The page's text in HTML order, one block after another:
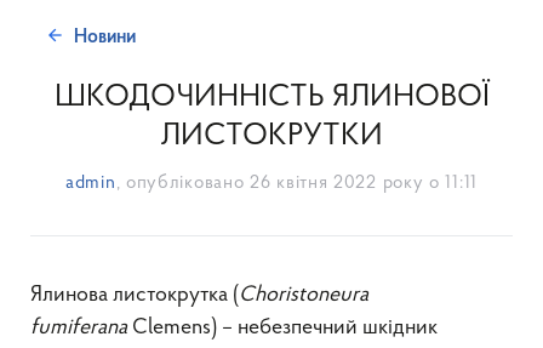
Новини
ШКОДОЧИННІСТЬ ЯЛИНОВОЇ
ЛИСТОКРУТКИ
admin , опубліковано 26 квітня 2022 року о 11:11
Ялинова листокрутка (Choristoneura
fumiferana Clemens) – небезпечний шкідник